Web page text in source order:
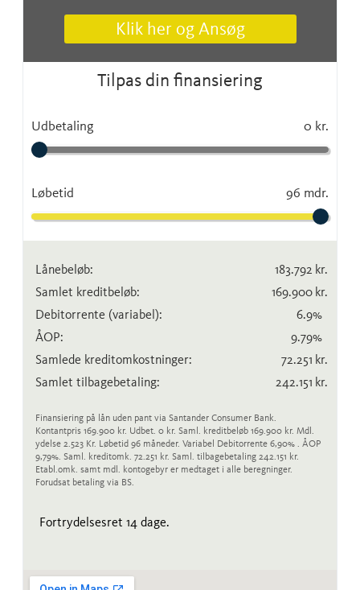
Klik her og Ansøg
Tilpas din finansiering
Udbetaling 0 kr.
Løbetid 96 mdr.
Lånebeløb: 183.792 kr.
Samlet kreditbeløb:
169.900 kr.
Debitorrente (variabel): 6.9%
ÅOP:
9.79%
Samlede kreditomkostninger:
72.251 kr.
Samlet tilbagebetaling:
242.151 kr.
Finansiering på lån uden pant via Santander Consumer Bank.
Kontantpris 169.900 kr. Udbet. 0 kr. Saml. kreditbeløb 169.900 kr. Mdl.
ydelse 2.523 Kr. Løbetid 96 måneder. Variabel Debitorrente 6,90% . ÅOP
9,79%. Saml. kreditomk. 72.251 kr. Saml. tilbagebetaling 242.151 kr.
Etabl.omk. samt mdl. kontogebyr er medtaget i alle beregninger.
Forudsat betaling via BS.
Fortrydelsesret 14 dage.